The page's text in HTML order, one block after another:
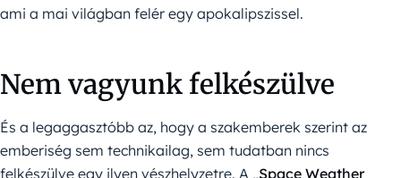
ami a mai világban felér egy apokalipszissel.
Nem vagyunk felkészülve
És a legaggasztóbb az, hogy a szakemberek szerint az
emberiség sem technikailag, sem tudatban nincs
felkészülve egy ilyen vészhelyzetre. A „Space Weather